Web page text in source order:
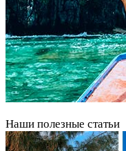
Наши полезные статьи